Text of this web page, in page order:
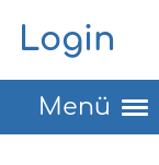
Login
Menü